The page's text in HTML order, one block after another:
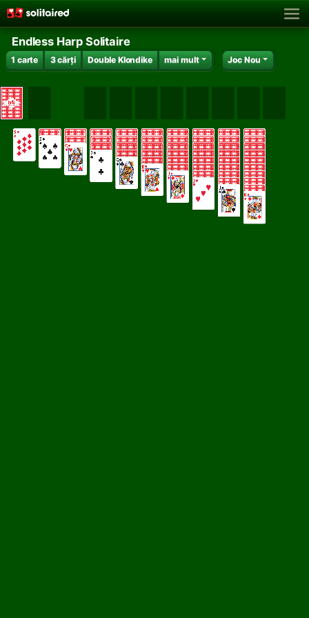
Endless Harp Solitaire
1 carte 3 cărți Double Klondike mai mult Joc Nou